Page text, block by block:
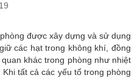
được xây dựng và sử dụng
các hạt trong không khí, đồng
khác trong phòng như nhiệt
tất cả các yếu tố trong phòng